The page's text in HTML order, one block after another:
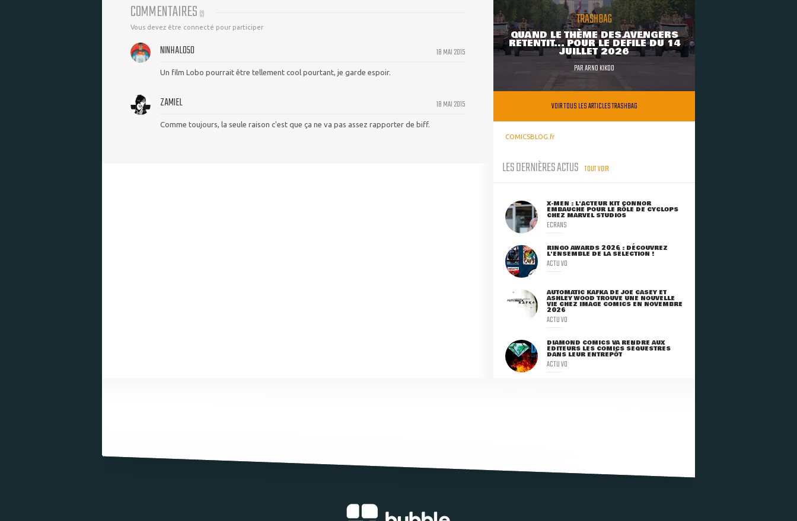
COMMENTAIRES (2)
Vous devez être connecté pour participer
18 MAI 2015
NINHALO50
Un film Lobo pourrait être tellement cool pourtant, je garde espoir.
18 MAI 2015
ZAMIEL
Comme toujours, la seule raison c'est que ça ne va pas assez rapporter de biff.
TRASHBAG
QUAND LE THÈME DES AVENGERS
RETENTIT... POUR LE DÉFILÉ DU 14
JUILLET 2026
PARARNO KIKOO
VOIR TOUS LES ARTICLES TRASHBAG
COMICSBLOG.fr
LES DERNIÈRES ACTUS TOUT VOIR
X-MEN : L'ACTEUR KIT CONNOR
EMBAUCHÉ POUR LE RÔLE DE CYCLOPS
CHEZ MARVEL STUDIOS
ECRANS
RINGO AWARDS 2026 : DÉCOUVREZ
L'ENSEMBLE DE LA SÉLECTION !
ACTU VO
AUTOMATIC KAFKA DE JOE CASEY ET
ASHLEY WOOD TROUVE UNE NOUVELLE
VIE CHEZ IMAGE COMICS EN NOVEMBRE
2026
ACTU VO
DIAMOND COMICS VA RENDRE AUX
ÉDITEURS LES COMICS SÉQUESTRÉS
DANS LEUR ENTREPÔT
ACTU VO